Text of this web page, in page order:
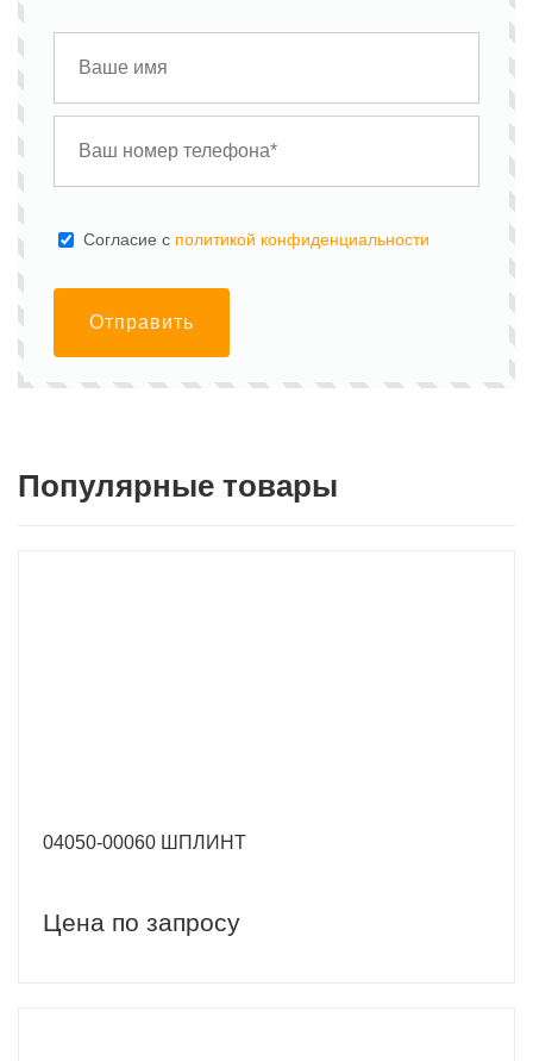
Cогласие с политикой конфиденциальности
Отправить
Популярные товары
04050-00060 ШПЛИНТ
Цена по запросу